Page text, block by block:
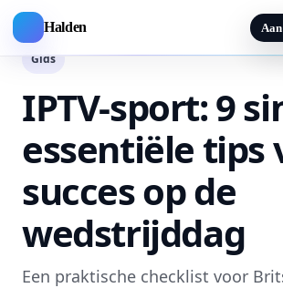
Halden
Gids
IPTV-sport: 9
essentiële tips
succes op de
wedstrijddag
Een praktische checklist voor